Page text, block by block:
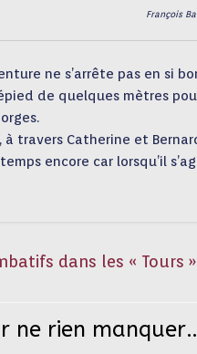
François
ne s’arrête pas en si
de quelques mètres
à travers Catherine et
encore car lorsqu’il
dans les « Tours
ne rien